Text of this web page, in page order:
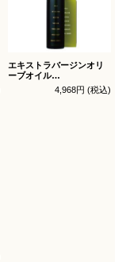
エキストラバージンオリ
ーブオイル
トルトサ 450g 1本箱入
（スペイン自社農園産）
4,968円 (税込)